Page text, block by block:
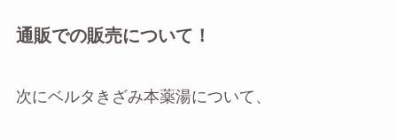
通販での販売について！
次にベルタきざみ本薬湯について、